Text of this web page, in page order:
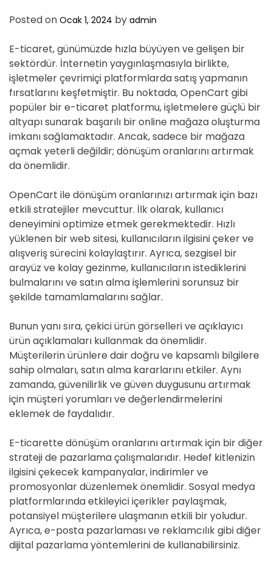
Posted on Ocak 1, 2024 by admin
E-ticaret, günümüzde hızla büyüyen ve gelişen bir
sektördür. İnternetin yaygınlaşmasıyla birlikte,
işletmeler çevrimiçi platformlarda satış yapmanın
fırsatlarını keşfetmiştir. Bu noktada, OpenCart gibi
popüler bir e-ticaret platformu, işletmelere güçlü bir
altyapı sunarak başarılı bir online mağaza oluşturma
imkanı sağlamaktadır. Ancak, sadece bir mağaza
açmak yeterli değildir; dönüşüm oranlarını artırmak
da önemlidir.
OpenCart ile dönüşüm oranlarınızı artırmak için bazı
etkili stratejiler mevcuttur. İlk olarak, kullanıcı
deneyimini optimize etmek gerekmektedir. Hızlı
yüklenen bir web sitesi, kullanıcıların ilgisini çeker ve
alışveriş sürecini kolaylaştırır. Ayrıca, sezgisel bir
arayüz ve kolay gezinme, kullanıcıların istediklerini
bulmalarını ve satın alma işlemlerini sorunsuz bir
şekilde tamamlamalarını sağlar.
Bunun yanı sıra, çekici ürün görselleri ve açıklayıcı
ürün açıklamaları kullanmak da önemlidir.
Müşterilerin ürünlere dair doğru ve kapsamlı bilgilere
sahip olmaları, satın alma kararlarını etkiler. Aynı
zamanda, güvenilirlik ve güven duygusunu artırmak
için müşteri yorumları ve değerlendirmelerini
eklemek de faydalıdır.
E-ticarette dönüşüm oranlarını artırmak için bir diğer
strateji de pazarlama çalışmalarıdır. Hedef kitlenizin
ilgisini çekecek kampanyalar, indirimler ve
promosyonlar düzenlemek önemlidir. Sosyal medya
platformlarında etkileyici içerikler paylaşmak,
potansiyel müşterilere ulaşmanın etkili bir yoludur.
Ayrıca, e-posta pazarlaması ve reklamcılık gibi diğer
dijital pazarlama yöntemlerini de kullanabilirsiniz.